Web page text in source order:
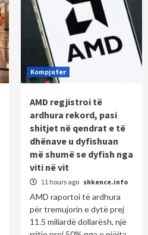
Kompjuter
AMD regjistroi të
ardhura rekord, pasi
shitjet në qendrat e të
dhënave u dyfishuan
më shumë se dyfish nga
viti në vit
11 hours ago shkence.info
AMD raportoi të ardhura
për tremujorin e dytë prej
11.5 miliardë dollarësh, një